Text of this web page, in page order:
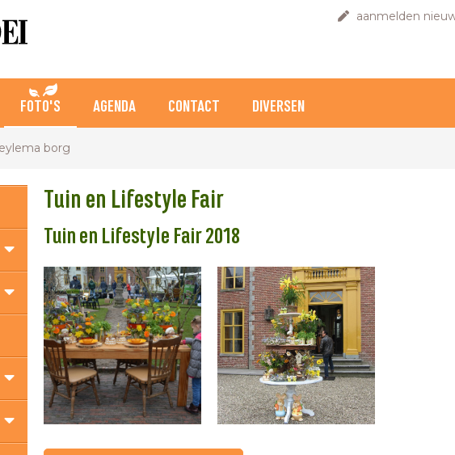
aanmelden
FOTO'S AGENDA CONTACT DIVERSEN
borg
Tuin en Lifestyle Fair
Tuin en Lifestyle Fair 2018